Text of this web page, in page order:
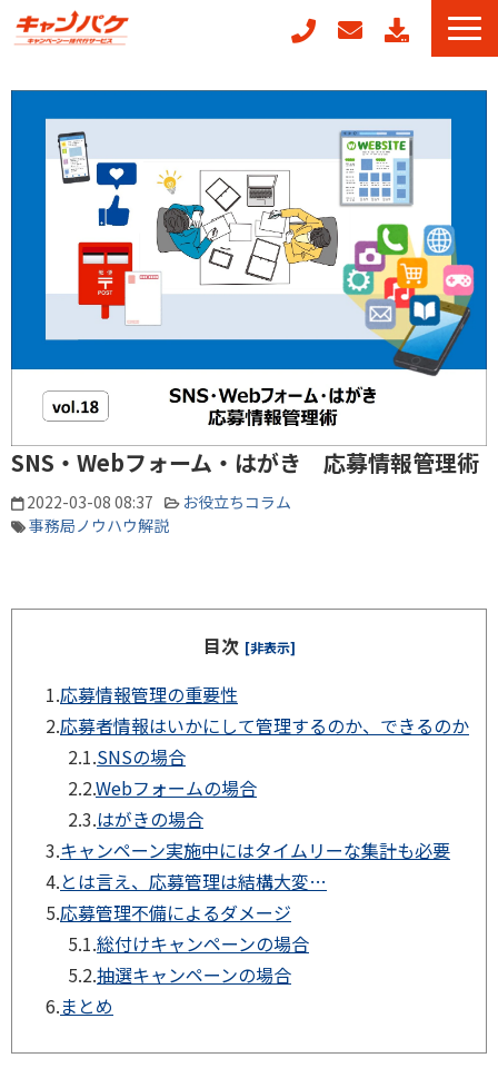
キャンフォーム
キャンガチャ
販促ノベルティ製作
POSレジ連動キャンペーン
キャンペーン事例
SNS・Webフォーム・はがき 応募情報管理術
2022-03-08 08:37
お役立ちコラム
事務局ノウハウ解説
目次 [非表示]
1.応募情報管理の重要性
2.応募者情報はいかにして管理するのか、できるのか
2.1.SNSの場合
2.2.Webフォームの場合
2.3.はがきの場合
3.キャンペーン実施中にはタイムリーな集計も必要
4.とは言え、応募管理は結構大変…
5.応募管理不備によるダメージ
5.1.総付けキャンペーンの場合
5.2.抽選キャンペーンの場合
6.まとめ